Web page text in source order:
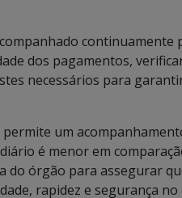
continuamente
dos pagamentos,
necessários para
um
é menor em
do órgão para assegurar
rapidez e segurança no